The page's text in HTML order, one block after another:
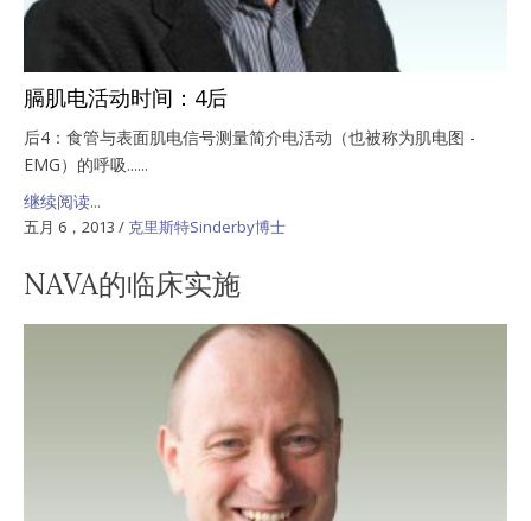
膈肌电活动时间：4后
后4：食管与表面肌电信号测量简介电活动（也被称为肌电图 -
EMG）的呼吸......
继续阅读...
五月 6，2013 / 克里斯特Sinderby博士
NAVA的临床实施